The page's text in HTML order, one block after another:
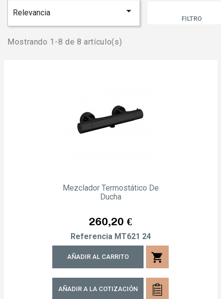
Relevancia 
FILTRO
Mostrando 1-8 de 8 artículo(s)
Mezclador Termostático De
Ducha
Precio
260,20 €
Referencia MT621 24
AÑADIR AL CARRITO shopping_cart
AÑADIR A LA COTIZACIÓN